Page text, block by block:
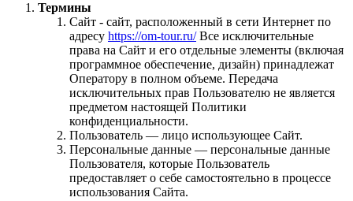
Термины
Сайт - сайт, расположенный в сети Интернет по
адресу https://om-tour.ru/Все исключительные
права на Сайт и его отдельные элементы (включая
программное обеспечение, дизайн) принадлежат
Оператору в полном объеме. Передача
исключительных прав Пользователю не является
предметом настоящей Политики
конфиденциальности.
Пользователь — лицо использующее Сайт.
Персональные данные — персональные данные
Пользователя, которые Пользователь
предоставляет о себе самостоятельно в процессе
использования Сайта.